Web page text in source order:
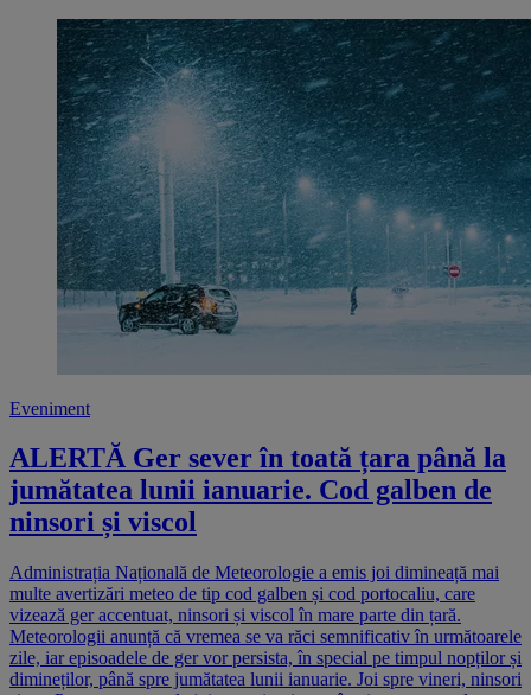
Eveniment
ALERTĂ Ger sever în toată țara până la
jumătatea lunii ianuarie. Cod galben de
ninsori și viscol
Administrația Națională de Meteorologie a emis joi dimineață mai
multe avertizări meteo de tip cod galben și cod portocaliu, care
vizează ger accentuat, ninsori și viscol în mare parte din țară.
Meteorologii anunță că vremea se va răci semnificativ în următoarele
zile, iar episoadele de ger vor persista, în special pe timpul nopților și
dimineților, până spre jumătatea lunii ianuarie. Joi spre vineri, ninsori